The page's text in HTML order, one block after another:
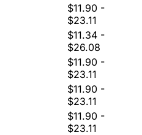
$11.90 -
$23.11
$11.34 -
$26.08
$11.90 -
$23.11
$11.90 -
$23.11
$11.90 -
$23.11